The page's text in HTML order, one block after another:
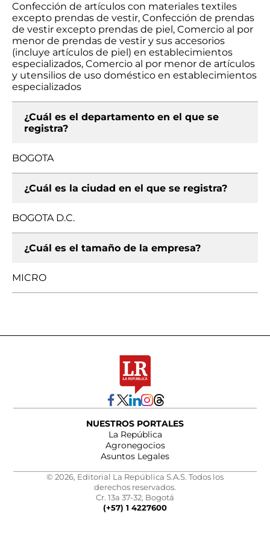
Confección de artículos con materiales textiles
excepto prendas de vestir, Confección de prendas
de vestir excepto prendas de piel, Comercio al por
menor de prendas de vestir y sus accesorios
(incluye artículos de piel) en establecimientos
especializados, Comercio al por menor de artículos
y utensilios de uso doméstico en establecimientos
especializados
¿Cuál es el departamento en el que se
registra?
BOGOTA
¿Cuál es la ciudad en el que se registra?
BOGOTA D.C.
¿Cuál es el tamaño de la empresa?
MICRO
NUESTROS PORTALES
La República
Agronegocios
Asuntos Legales
© 2026, Editorial La República S.A.S. Todos los
derechos reservados.
Cr. 13a 37-32, Bogotá
(+57) 1 4227600